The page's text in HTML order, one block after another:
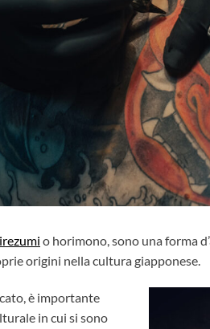
irezumi o horimono, sono una forma
origini nella cultura giapponese.
è importante
in cui si sono